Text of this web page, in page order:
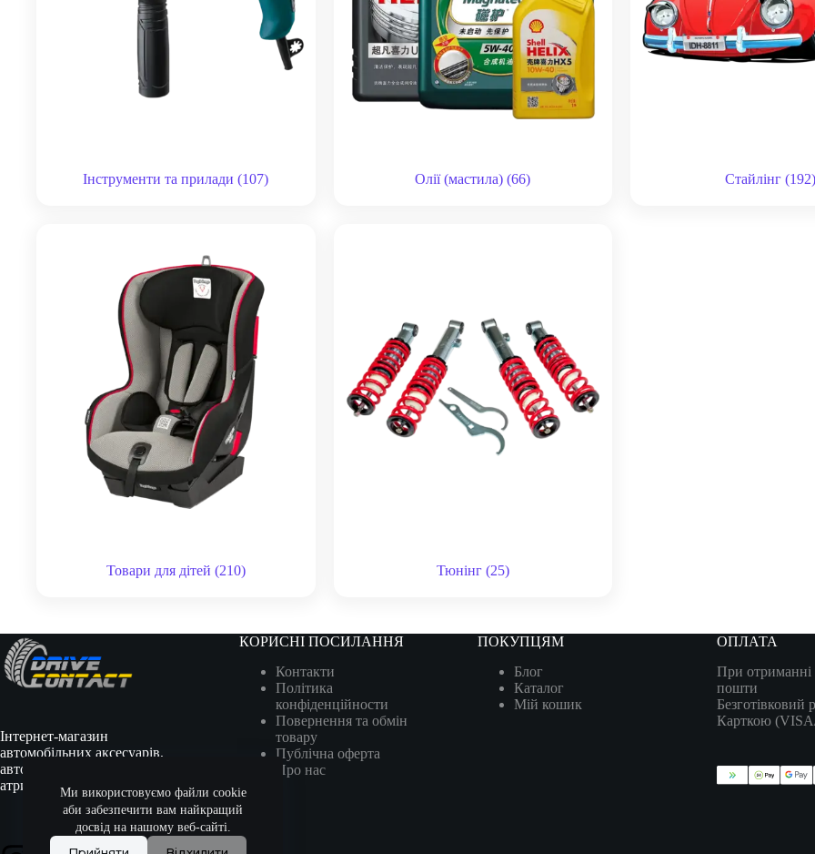
Ми використовуємо файли cookie
аби забезпечити вам найкращий
досвід на нашому веб-сайті.
Інструменти та прилади(107) Олії (мастила)(66) Стайлінг (192)
Товари для дітей (210) Тюнінг (25)
Інтернет-магазин
автомобільних аксесуарів,
автотоварів, гоночної
атрибутики та сувенірів.
КОРИСНІ ПОСИЛАННЯ
Контакти
Політика
конфіденційности
Повернення та обмін
товару
Публічна оферта
Про нас
ПОКУПЦЯМ
Блог
Каталог
Мій кошик
ОПЛАТА
При отриманні
пошти
Безготівковий
Карткою